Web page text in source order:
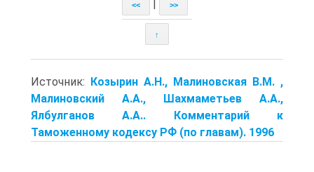
<< >>
↑
Источник: Козырин А.Н., Малиновская В.М. ,
Малиновский А.А., Шахмаметьев А.А.,
Ялбулганов А.А.. Комментарий к
Таможенному кодексу РФ (по главам). 1996